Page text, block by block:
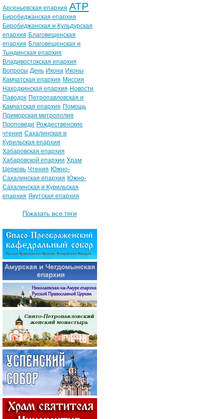
Арсеньевская епархия АТР
Биробиджанская епархия
Биробиджанская и Кульдурская
епархия Благовещенская
епархия Благовещенская и
Тындинская епархия
Владивостокская епархия
Вопросы День Икона Иконы
Камчатская епархия Миссия
Находкинская епархия Новости
Паводок Петропавловская и
Камчатская епархия Помощь
Приморская митрополия
Проповеди Рождественские
чтения Сахалинская и
Курильская епархия
Хабаровская епархия
Хабаровской епархии Храм
Церковь Чтения Южно-
Сахалинская епархия Южно-
Сахалинская и Курильская
епархия Якутская епархия
Показать все теги